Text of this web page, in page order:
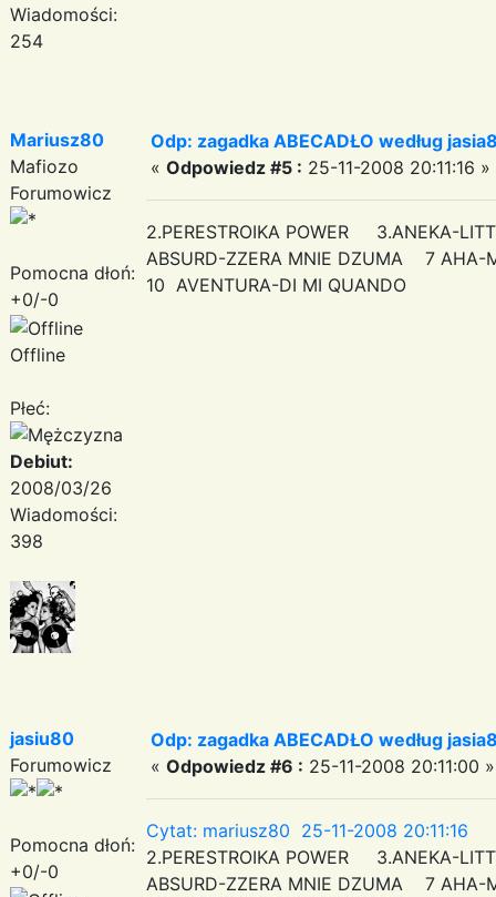
Wiadomości:
254
Mariusz80
Mafiozo
Forumowicz
Pomocna dłoń:
+0/-0
Offline
Płeć:
Debiut:
2008/03/26
Wiadomości:
398
Odp: zagadka ABECADŁO według
« Odpowiedz #5 : 25-11-2008 20:11:16 »
2.PERESTROIKA POWER 3.ANEKA-
ABSURD-ZZERA MNIE DZUMA 7
10 AVENTURA-DI MI QUANDO
jasiu80
Forumowicz
Pomocna dłoń:
+0/-0
Odp: zagadka ABECADŁO według
« Odpowiedz #6 : 25-11-2008 20:11:00 »
Cytat: mariusz80 25-11-2008 20:11:16
2.PERESTROIKA POWER 3.ANEKA-
ABSURD-ZZERA MNIE DZUMA 7